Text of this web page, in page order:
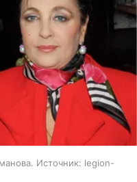
Источник: legion-